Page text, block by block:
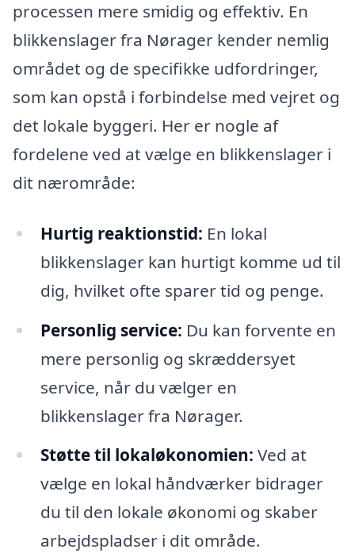
processen mere smidig og effektiv. En
blikkenslager fra Nørager kender nemlig
området og de specifikke udfordringer,
som kan opstå i forbindelse med vejret og
det lokale byggeri. Her er nogle af
fordelene ved at vælge en blikkenslager i
dit nærområde:
Hurtig reaktionstid: En lokal
blikkenslager kan hurtigt komme ud til
dig, hvilket ofte sparer tid og penge.
Personlig service: Du kan forvente en
mere personlig og skræddersyet
service, når du vælger en
blikkenslager fra Nørager.
Støtte til lokaløkonomien: Ved at
vælge en lokal håndværker bidrager
du til den lokale økonomi og skaber
arbejdspladser i dit område.